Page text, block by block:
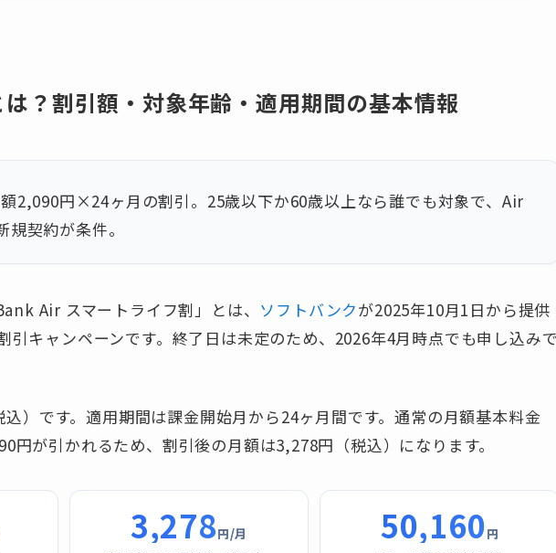
？割引額・対象年齢・適用期間の基本情報
2,090円×24ヶ月の割引。25歳以下か60歳以上なら誰でも対象で、Air
契約が条件。
Air スマートライフ割」とは、 ソフトバンクが2025年10月1日から提供
引キャンペーンです。終了日は未定のため、2026年4月時点でも申し込み
）です。適用期間は課金開始月から24ヶ月間です。通常の月額基本料金
円が引かれるため、割引後の月額は3,278円（税込）になります。
3,278円/月 50,160円